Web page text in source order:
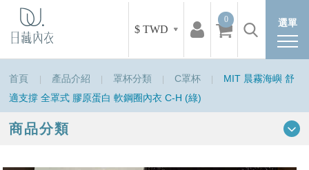
選單
$ TWD
0
首頁 產品介紹 罩杯分類 C罩杯
MIT 晨霧海嶼 舒
適支撐 全罩式 膠原蛋白 軟鋼圈內衣 C-H (綠)
商品分類